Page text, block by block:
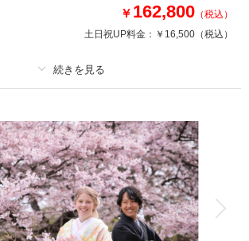
￥ 162,800 （税込）
土日祝UP料金： ￥16,500 （税込）
新婦衣装2着 新郎衣装2着
ヘアメイク 小物一式
データ 200 カット 台紙付写真
会食 挙式
家族用衣装レンタル ペットと撮影